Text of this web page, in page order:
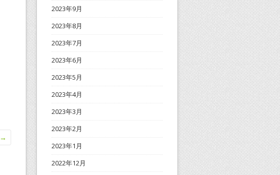
→
2023年9月
2023年8月
2023年7月
2023年6月
2023年5月
2023年4月
2023年3月
2023年2月
2023年1月
2022年12月